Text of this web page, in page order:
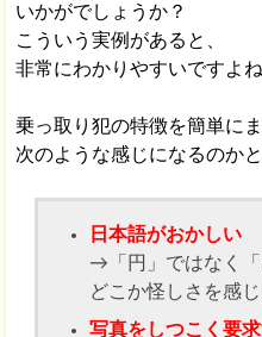
いかがでしょうか？
こういう実例があると、
非常にわかりやすいですよね
乗っ取り犯の特徴を簡単にま
次のような感じになるのかと
日本語がおかしい
→「円」ではなく
どこか怪しさを感じ
写真をしつこく要